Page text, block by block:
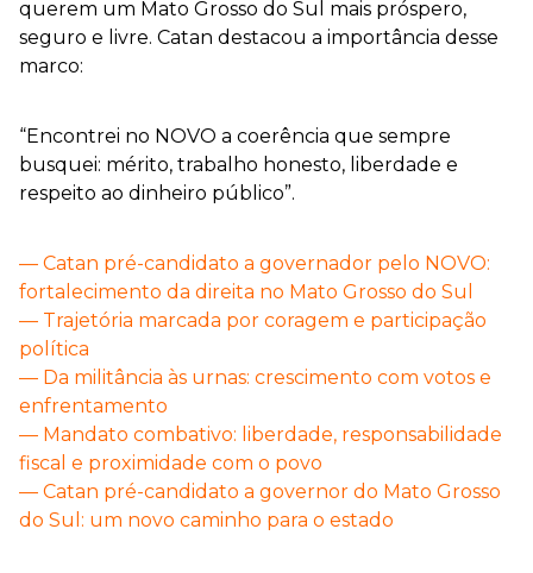
querem um Mato Grosso do Sul mais próspero,
seguro e livre. Catan destacou a importância desse
marco:
“Encontrei no NOVO a coerência que sempre
busquei: mérito, trabalho honesto, liberdade e
respeito ao dinheiro público”.
— Catan pré-candidato a governador pelo NOVO:
fortalecimento da direita no Mato Grosso do Sul
— Trajetória marcada por coragem e participação
política
— Da militância às urnas: crescimento com votos e
enfrentamento
— Mandato combativo: liberdade, responsabilidade
fiscal e proximidade com o povo
— Catan pré-candidato a governor do Mato Grosso
do Sul: um novo caminho para o estado